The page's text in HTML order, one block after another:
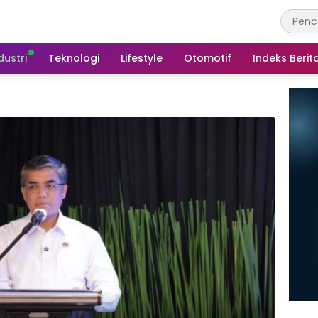
Teknologi Lifestyle Otomotif Indeks